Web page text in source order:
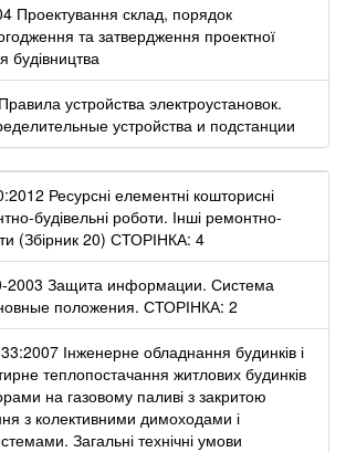
Проектування склад, порядок
та затвердження проектної
будівництва
устройства электроустановок.
устройства и подстанции
Ресурсні елементні кошторисні
будівельні роботи. Інші ремонтно-
(Збірник 20) СТОРІНКА: 4
2003 Защита информации. Система
положения. СТОРІНКА: 2
Інженерне обладнання будинків і
теплопостачання житлових будинків
на газовому паливі з закритою
з колективними димоходами і
Загальні технічні умови